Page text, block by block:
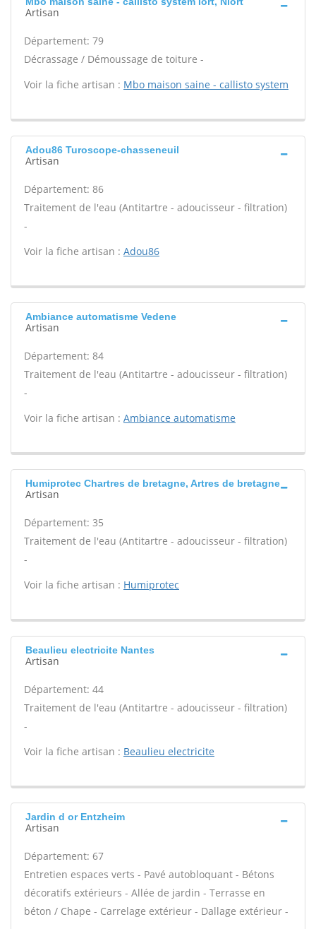
Artisan
Département: 79
Décrassage / Démoussage de toiture -
Voir la fiche artisan : Mbo maison saine - callisto system
Adou86 Turoscope-chasseneuil
Artisan
Département: 86
Traitement de l'eau (Antitartre - adoucisseur - filtration)
-
Voir la fiche artisan : Adou86
Ambiance automatisme Vedene
Artisan
Département: 84
Traitement de l'eau (Antitartre - adoucisseur - filtration)
-
Voir la fiche artisan : Ambiance automatisme
Humiprotec Chartres de bretagne, Artres de bretagne
Artisan
Département: 35
Traitement de l'eau (Antitartre - adoucisseur - filtration)
-
Voir la fiche artisan : Humiprotec
Beaulieu electricite Nantes
Artisan
Département: 44
Traitement de l'eau (Antitartre - adoucisseur - filtration)
-
Voir la fiche artisan : Beaulieu electricite
Jardin d or Entzheim
Artisan
Département: 67
Entretien espaces verts - Pavé autobloquant - Bétons
décoratifs extérieurs - Allée de jardin - Terrasse en
béton / Chape - Carrelage extérieur - Dallage extérieur -